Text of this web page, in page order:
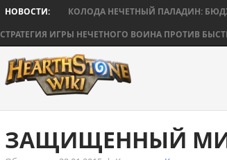
НОВОСТИ: КОЛОДА НЕЧЕТНЫЙ ПАЛАДИН:
СТРАТЕГИЯ ИГРЫ НЕЧЕТНОГО ВОИНА ПРОТИВ
ЗАЩИЩЕННЫЙ